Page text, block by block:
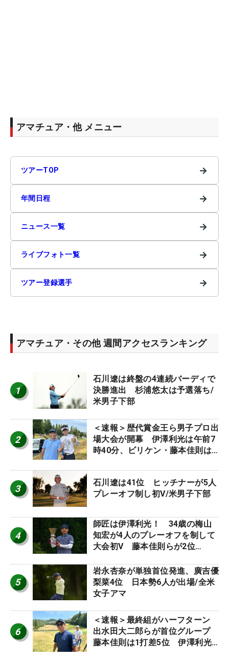
アマチュア・他 メニュー
ツアーTOP →
年間日程 →
ニュース一覧 →
ライブフォト一覧 →
ツアー登録選手 →
アマチュア・その他 週間アクセスランキング
1
石川遼は終盤の4連続バーディで
決勝進出 杉浦悠太は予選落ち/
米男子下部
2
＜速報＞歴代賞金王ら男子プロ出
場大会が開幕 伊澤利光は午前7
時40分、ビリケン・藤本佳則は
STAGE JOYX OPEN】
3
石川遼は41位 ヒッチナーが5人
プレーオフ制し初V/米男子下部
4
師匠は伊澤利光！ 34歳の梅山
知宏が4人のプレーオフを制して
大会初V 藤本佳則らが2位
5
岩永杏奈が単独首位発進、廣吉優
梨菜4位 日本勢6人が出場/全米
女子アマ
6
＜速報＞最終組がハーフターン
出水田大二郎らが首位グループ
藤本佳則は1打差5位 伊澤利光